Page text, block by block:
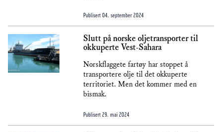
Publisert 04. september 2024
Slutt på norske oljetransporter til
okkuperte Vest-Sahara
Norskflaggete fartøy har stoppet å
transportere olje til det okkuperte
territoriet. Men det kommer med en
bismak.
Publisert 29. mai 2024